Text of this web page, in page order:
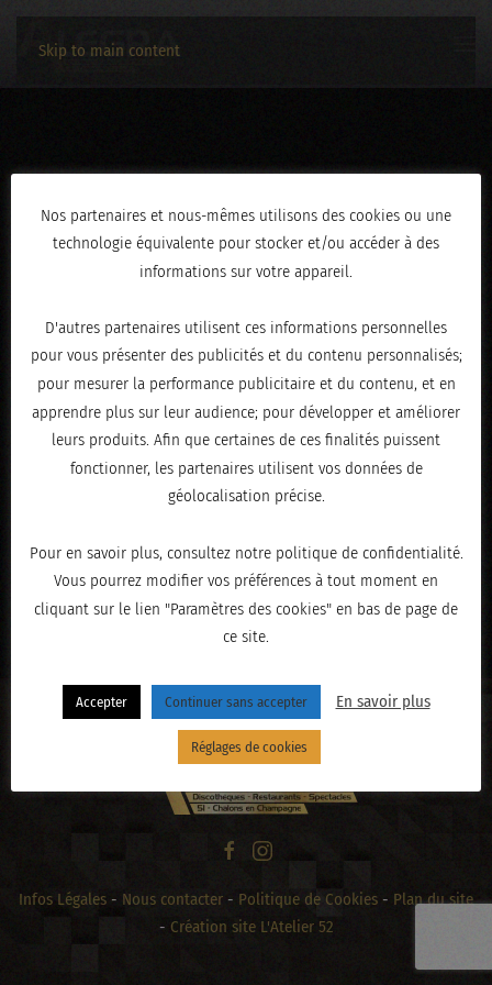
Skip to main content
3C2A0616
ÉCRIT LEAVRIL 30, 2026 .
« PRÉCÉDENT
Infos Légales - Nous contacter - Politique de Cookies - Plan du site
- Création site L'Atelier 52
Nos partenaires et nous-mêmes utilisons des cookies ou une
technologie équivalente pour stocker et/ou accéder à des
informations sur votre appareil.
D'autres partenaires utilisent ces informations personnelles
pour vous présenter des publicités et du contenu personnalisés;
pour mesurer la performance publicitaire et du contenu, et en
apprendre plus sur leur audience; pour développer et améliorer
leurs produits. Afin que certaines de ces finalités puissent
fonctionner, les partenaires utilisent vos données de
géolocalisation précise.
Pour en savoir plus, consultez notre politique de confidentialité.
Vous pourrez modifier vos préférences à tout moment en
cliquant sur le lien "Paramètres des cookies" en bas de page de
ce site.
Accepter Continuer sans accepter En savoir plus
Réglages de cookies